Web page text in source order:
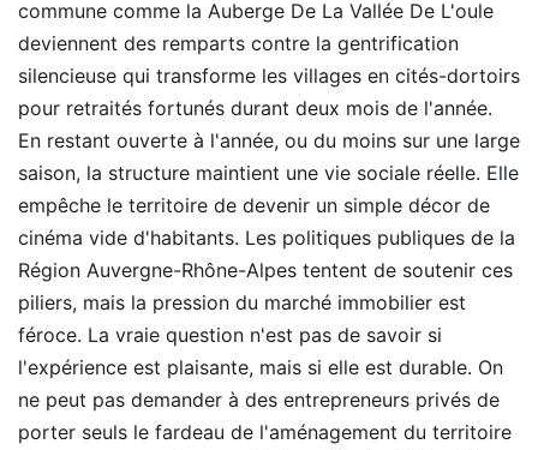
commune comme la Auberge De La Vallée De L'oule
deviennent des remparts contre la gentrification
silencieuse qui transforme les villages en cités-dortoirs
pour retraités fortunés durant deux mois de l'année.
En restant ouverte à l'année, ou du moins sur une large
saison, la structure maintient une vie sociale réelle. Elle
empêche le territoire de devenir un simple décor de
cinéma vide d'habitants. Les politiques publiques de la
Région Auvergne-Rhône-Alpes tentent de soutenir ces
piliers, mais la pression du marché immobilier est
féroce. La vraie question n'est pas de savoir si
l'expérience est plaisante, mais si elle est durable. On
ne peut pas demander à des entrepreneurs privés de
porter seuls le fardeau de l'aménagement du territoire